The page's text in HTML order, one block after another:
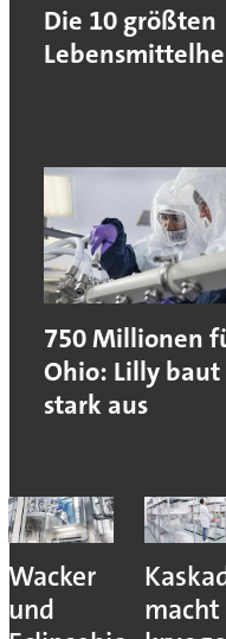
Die 10 größten
750 Millionen
Ohio: Lilly baut
stark aus
Wacker
und
macht